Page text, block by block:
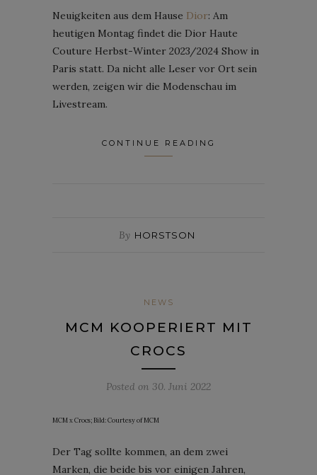
Neuigkeiten aus dem Hause Dior: Am
heutigen Montag findet die Dior Haute
Couture Herbst-Winter 2023/2024 Show in
Paris statt. Da nicht alle Leser vor Ort sein
werden, zeigen wir die Modenschau im
Livestream.
CONTINUE READING
By HORSTSON
NEWS
MCM KOOPERIERT MIT
CROCS
Posted on 30. Juni 2022
MCM x Crocs; Bild: Courtesy of MCM
Der Tag sollte kommen, an dem zwei
Marken, die beide bis vor einigen Jahren,